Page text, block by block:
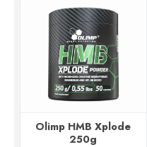
Olimp HMB Xplode
250g